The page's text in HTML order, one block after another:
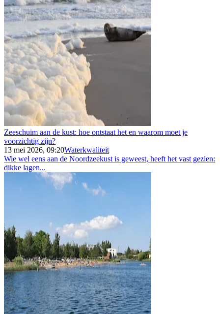
Zeeschuim aan de kust: hoe ontstaat het en waarom moet je
voorzichtig zijn?
13 mei 2026, 09:20Waterkwaliteit
Wie wel eens aan de Noordzeekust is geweest, heeft het vast gezien:
dikke lagen...